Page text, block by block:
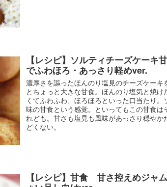
【レシピ】ソルティチーズケー
でふわほろ・あっさり軽めver.
濃厚さを謳ったほんのり塩見のチーズケーキ
とちょっと大きな甘食。ほんのり塩気と焼
くてふわふわ、ほろほろといった口当たり
味の甘食という感覚。といってもこの甘食は
れども。甘さも塩見も風味があっさり穏やか
どくない。
【レシピ】甘食 甘さ控えめジャ